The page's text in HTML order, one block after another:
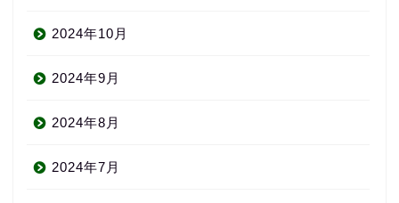
2024年10月
2024年9月
2024年8月
2024年7月